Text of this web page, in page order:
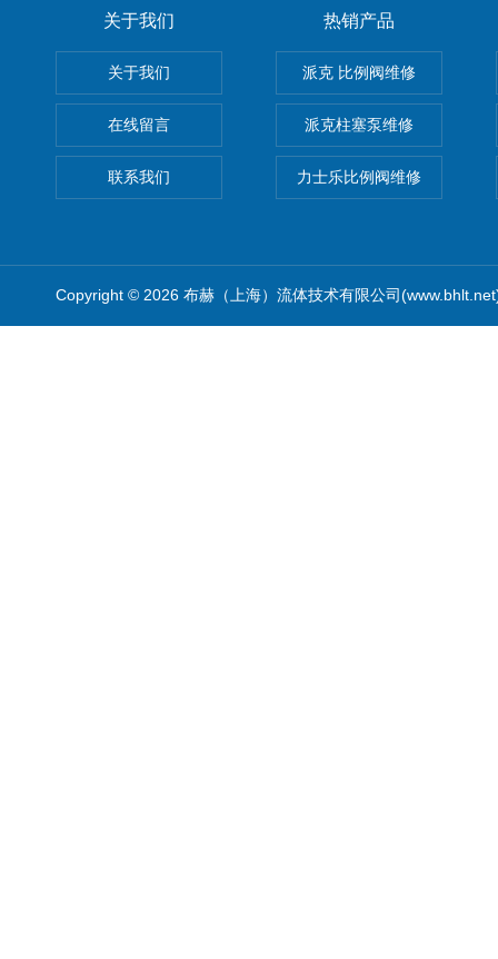
关于我们
关于我们
在线留言
联系我们
热销产品
派克 比例阀维修
派克柱塞泵维修
力士乐比例阀维修
Copyright © 2026 布赫（上海）流体技术有限公司